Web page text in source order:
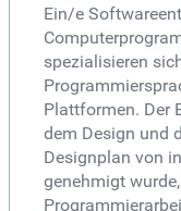
Ein/e
spezialisieren
Plattformen. Der
dem Design und
Designplan von
genehmigt